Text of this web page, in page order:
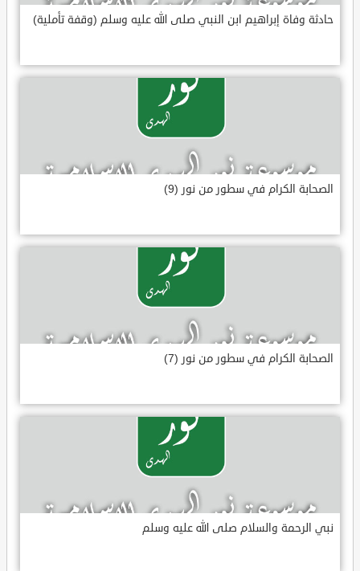
حادثة وفاة إبراهيم ابن النبي صلى الله عليه وسلم (وقفة تأملية)
الصحابة الكرام في سطور من نور (9)
الصحابة الكرام في سطور من نور (7)
نبي الرحمة والسلام صلى الله عليه وسلم